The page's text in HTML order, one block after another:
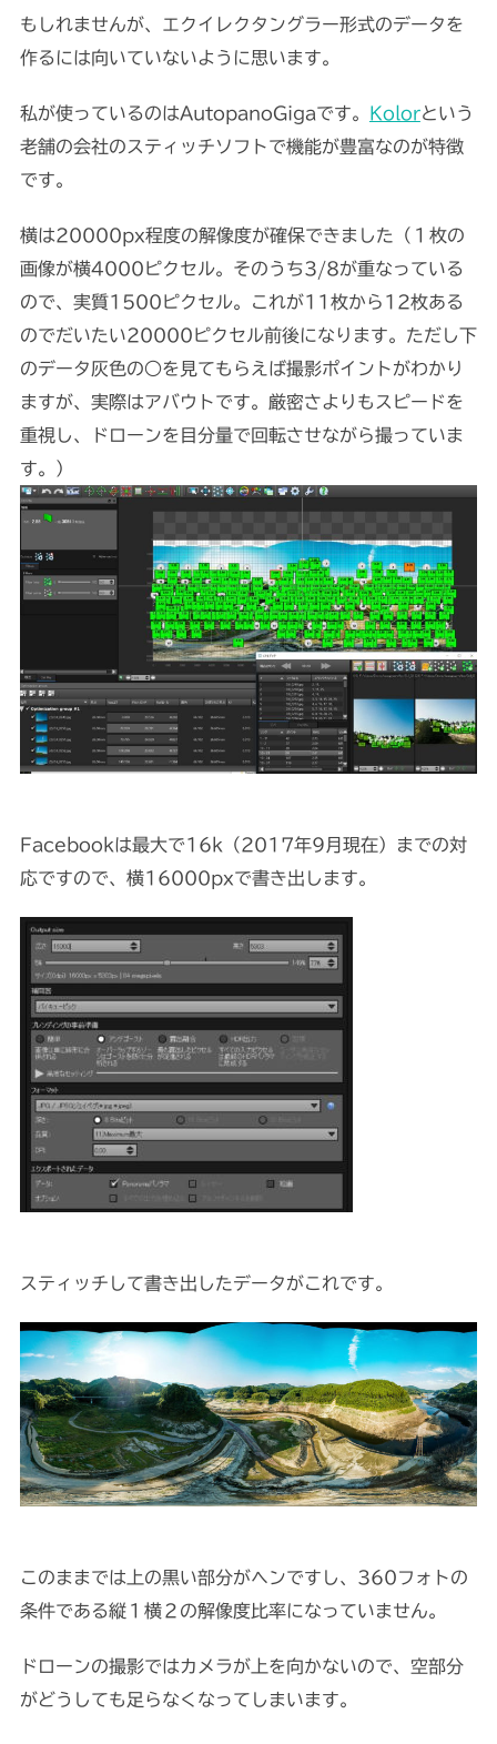
もしれませんが、エクイレクタングラー形式のデータを
作るには向いていないように思います。
私が使っているのはAutopanoGigaです。 Kolorという
老舗の会社のスティッチソフトで機能が豊富なのが特徴
です。
横は20000px程度の解像度が確保できました（１枚の
画像が横4000ピクセル。そのうち3/8が重なっている
ので、実質1500ピクセル。これが11枚から12枚ある
のでだいたい20000ピクセル前後になります。ただし下
のデータ灰色の○を見てもらえば撮影ポイントがわかり
ますが、実際はアバウトです。厳密さよりもスピードを
重視し、ドローンを目分量で回転させながら撮っていま
す。）
Facebookは最大で16k（2017年9月現在）までの対
応ですので、横16000pxで書き出します。
スティッチして書き出したデータがこれです。
このままでは上の黒い部分がヘンですし、360フォトの
条件である縦１横２の解像度比率になっていません。
ドローンの撮影ではカメラが上を向かないので、空部分
がどうしても足らなくなってしまいます。